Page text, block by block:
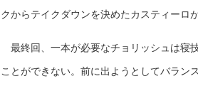
クからテイクダウンを決めたカスティーロ
最終回、一本が必要なチョリッシュは寝
ことができない。前に出ようとしてバラン